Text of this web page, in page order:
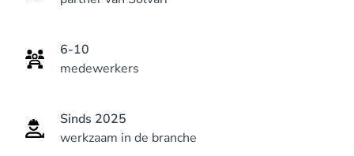
6-10
medewerkers
Sinds 2025
werkzaam in de branche